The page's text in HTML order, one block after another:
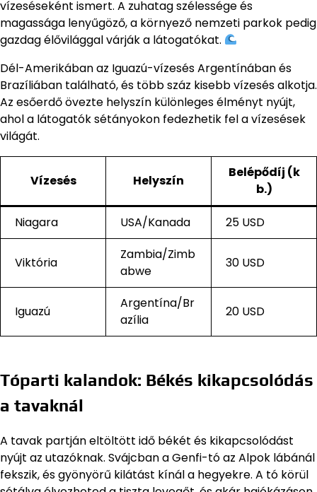
vízeséseként ismert. A zuhatag szélessége és
magassága lenyűgöző, a környező nemzeti parkok pedig
gazdag élővilággal várják a látogatókat.
Dél-Amerikában az Iguazú-vízesés Argentínában és
Brazíliában található, és több száz kisebb vízesés alkotja.
Az esőerdő övezte helyszín különleges élményt nyújt,
ahol a látogatók sétányokon fedezhetik fel a vízesések
világát.
Vízesés Helyszín
Belépődíj (k
b.)
Niagara USA/Kanada 25 USD
Viktória
Zambia/Zimb
abwe
30 USD
Iguazú
Argentína/Br
azília
20 USD
Tóparti kalandok: Békés kikapcsolódás
a tavaknál
A tavak partján eltöltött idő békét és kikapcsolódást
nyújt az utazóknak. Svájcban a Genfi-tó az Alpok lábánál
fekszik, és gyönyörű kilátást kínál a hegyekre. A tó körül